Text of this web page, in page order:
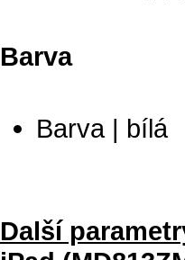
Barva
Barva | bílá
Další